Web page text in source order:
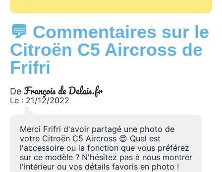
💬 Commentaires sur le
Citroën C5 Aircross de
Frifri
De François de Delais.fr
Le : 21/12/2022
Merci Frifri d'avoir partagé une photo de
votre Citroën C5 Aircross 😍 Quel est
l'accessoire ou la fonction que vous préférez
sur ce modèle ? N'hésitez pas à nous montrer
l'intérieur ou vos détails favoris en photo !